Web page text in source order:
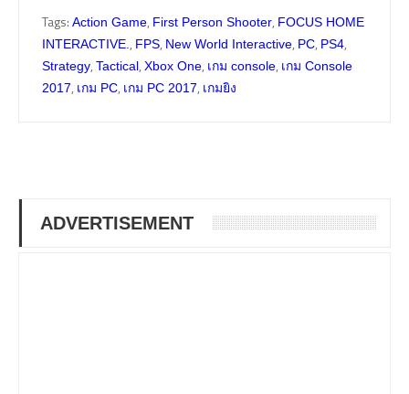
Tags: Action Game, First Person Shooter, FOCUS HOME
INTERACTIVE. , FPS, New World Interactive, PC, PS4,
Strategy, Tactical, Xbox One, เกม console, เกม Console
2017, เกม PC, เกม PC 2017, เกมยิง
ADVERTISEMENT